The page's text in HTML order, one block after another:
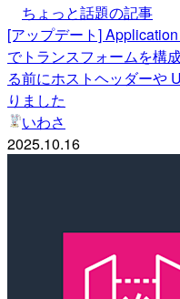
ちょっと話題の記事
[アップデート]
でトランスフォームを構
る前にホストヘッダーや
りました
いわさ
2025.10.16